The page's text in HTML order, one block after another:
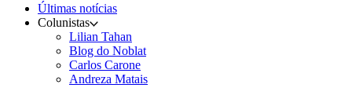
Últimas notícias
Colunistas
Lilian Tahan
Blog do Noblat
Carlos Carone
Andreza Matais